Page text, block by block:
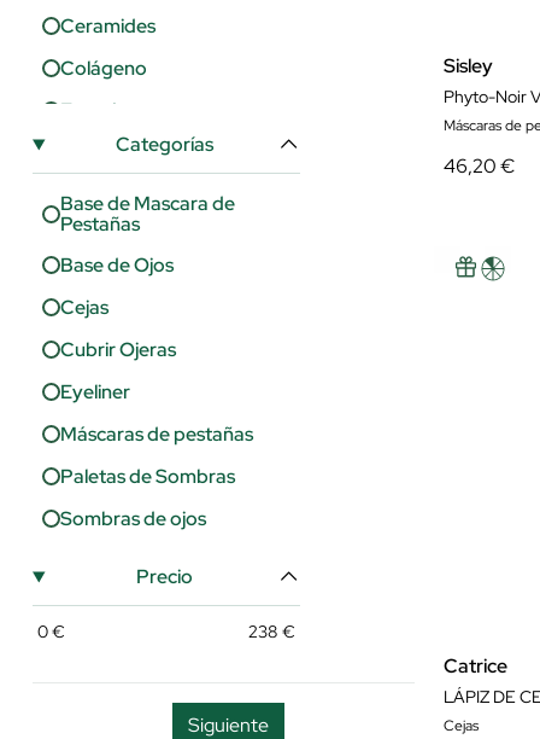
Ceramides
Colágeno
Escualeno
Extracto de Jojoba
Ginseng
Manteca de Karité
Miel
Niacinamida
Orquídea
Péptidos
Queratina
Retinol (Vitamina A)
Rosa Mosqueta
Vitamina A
Categorías
Base de Mascara de
Pestañas
Base de Ojos
Cejas
Cubrir Ojeras
Eyeliner
Máscaras de pestañas
Paletas de Sombras
Sombras de ojos
Precio
0€ 238 €
Siguiente
Sisley
Phyto-Noir
Máscaras de
46,20 €
Catrice
LÁPIZ DE
Cejas